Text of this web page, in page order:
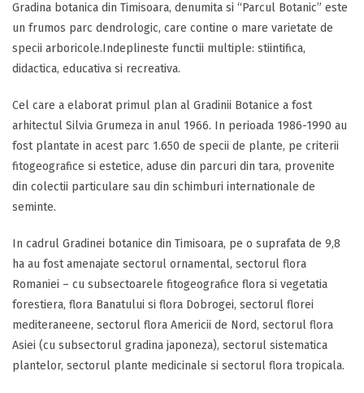
Gradina botanica din Timisoara, denumita si “Parcul Botanic” este
un frumos parc dendrologic, care contine o mare varietate de
specii arboricole.Indeplineste functii multiple: stiintifica,
didactica, educativa si recreativa.
Cel care a elaborat primul plan al Gradinii Botanice a fost
arhitectul Silvia Grumeza in anul 1966. In perioada 1986-1990 au
fost plantate in acest parc 1.650 de specii de plante, pe criterii
fitogeografice si estetice, aduse din parcuri din tara, provenite
din colectii particulare sau din schimburi internationale de
seminte.
In cadrul Gradinei botanice din Timisoara, pe o suprafata de 9,8
ha au fost amenajate sectorul ornamental, sectorul flora
Romaniei – cu subsectoarele fitogeografice flora si vegetatia
forestiera, flora Banatului si flora Dobrogei, sectorul florei
mediteraneene, sectorul flora Americii de Nord, sectorul flora
Asiei (cu subsectorul gradina japoneza), sectorul sistematica
plantelor, sectorul plante medicinale si sectorul flora tropicala.